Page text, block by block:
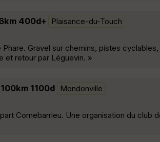
400d+ Plaisance-du-Touch
Gravel sur chemins, pistes
et retour par Léguevin. »
1100d Mondonville
Cornebarrieu. Une organisation du club